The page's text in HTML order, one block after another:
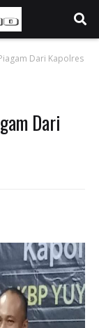
Dari Kapolres
Dari